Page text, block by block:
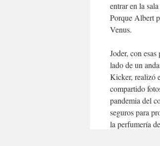
entrar en la
Porque Albert
Venus.
Joder, con
lado de un
Kicker, realizó
compartido
pandemia del
seguros para
la perfumería